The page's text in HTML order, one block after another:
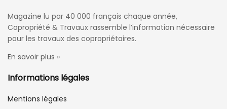
Magazine lu par 40 000 français chaque année,
Copropriété & Travaux rassemble l’information nécessaire
pour les travaux des copropriétaires.
En savoir plus »
Informations légales
Mentions légales